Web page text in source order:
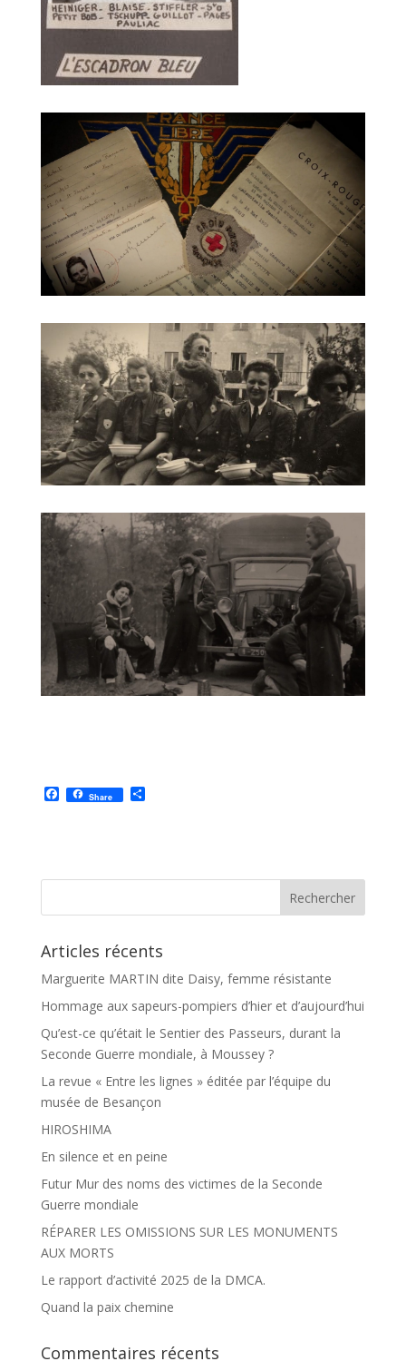
F
a
o
Share P
e
Articles récents
Marguerite MARTIN dite Daisy, femme résistante
Hommage aux sapeurs-pompiers d’hier et d’aujourd’hui
Qu’est-ce qu’était le Sentier des Passeurs, durant la
Seconde Guerre mondiale, à Moussey ?
La revue « Entre les lignes » éditée par l’équipe du
musée de Besançon
HIROSHIMA
En silence et en peine
Futur Mur des noms des victimes de la Seconde
Guerre mondiale
RÉPARER LES OMISSIONS SUR LES MONUMENTS
AUX MORTS
Le rapport d’activité 2025 de la DMCA.
Quand la paix chemine
Commentaires récents